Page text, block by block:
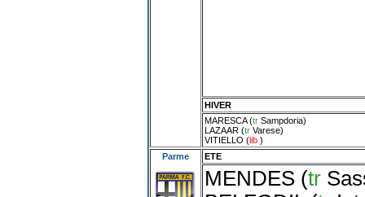
HIVER
MARESCA(tr Sampdoria)
LAZAAR(tr Varese)
VITIELLO (lib )
Parme
ETE
MENDES(tr